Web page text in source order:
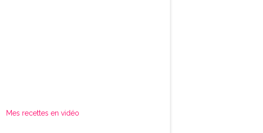
Mes recettes en vidéo